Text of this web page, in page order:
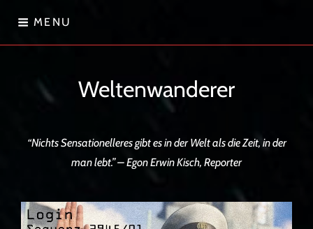
content
MENU
Weltenwanderer
“Nichts Sensationelleres gibt es in der Welt als die Zeit, in der
man lebt.” – Egon Erwin Kisch, Reporter